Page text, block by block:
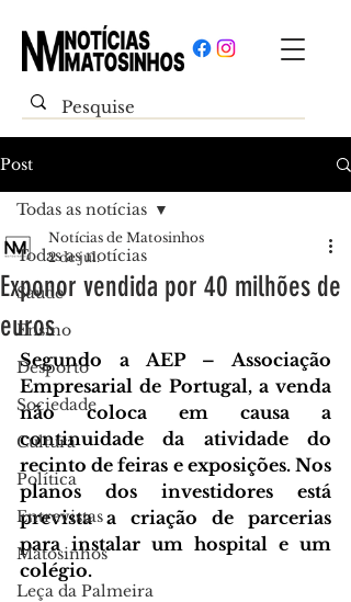
Post
Todas as notícias
Saúde
Ensino
Desporto
Sociedade
Cultura
Política
Entrevistas
Matosinhos
Leça da Palmeira
Todas as notícias
Exponor vendida por 40 milhões de
euros
Notícias de Matosinhos
2 de jul.
Segundo a AEP – Associação
Empresarial de Portugal, a venda
não coloca em causa a
continuidade da atividade do
recinto de feiras e exposições. Nos
planos dos investidores está
prevista a criação de parcerias
para instalar um hospital e um
colégio.